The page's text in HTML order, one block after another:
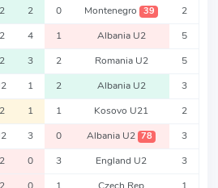
2 0 Montenegro 39 2
4 1 Albania U2 5
3 2 Romania U2 5
1 2 Albania U2 3
1 1 Kosovo U21 2
3 0 Albania U2 78 3
0 3 England U2 3